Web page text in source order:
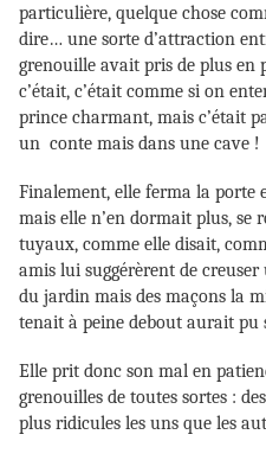
particulière, quelque chose
dire… une sorte d’attraction
grenouille avait pris de plus en
c’était, c’était comme si on
prince charmant, mais c’était
un conte mais dans une cave !
Finalement, elle ferma la porte
mais elle n’en dormait plus, se
tuyaux, comme elle disait,
amis lui suggérèrent de
du jardin mais des maçons la
tenait à peine debout aurait pu
Elle prit donc son mal en
grenouilles de toutes sortes :
plus ridicules les uns que les